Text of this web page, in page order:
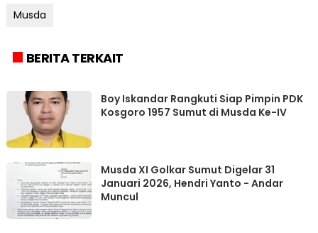
Musda
BERITA TERKAIT
Boy Iskandar Rangkuti Siap Pimpin PDK
Kosgoro 1957 Sumut di Musda Ke-IV
Musda XI Golkar Sumut Digelar 31
Januari 2026, Hendri Yanto - Andar
Muncul